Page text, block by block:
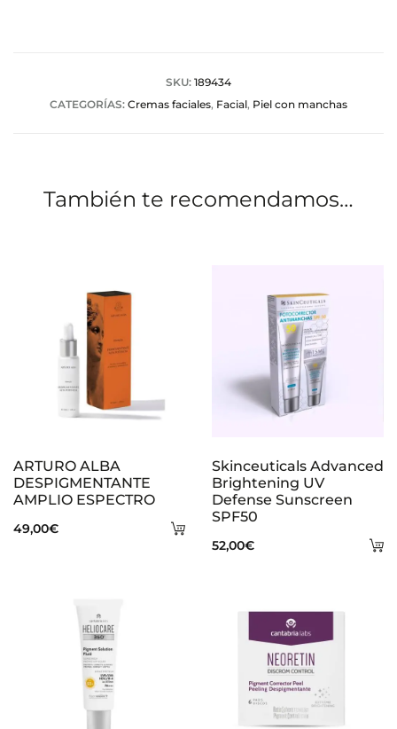
SKU: 189434
CATEGORÍAS: Cremas faciales, Facial, Piel con manchas
También te recomendamos…
Añadir
ARTURO ALBA
DESPIGMENTANTE
AMPLIO ESPECTRO
49,00€
Skinceuticals Advanced
Brightening UV
Defense Sunscreen
SPF50
52,00€